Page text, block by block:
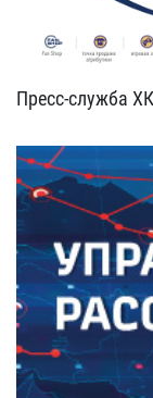
Пресс-служба